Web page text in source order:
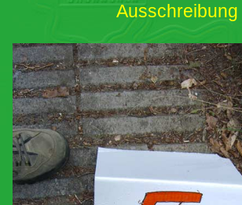
Ausschreibung